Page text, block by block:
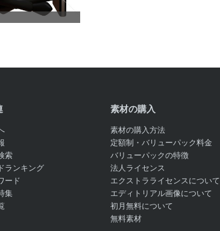
索
ランキング
ード
集
素材の購入
素材の購入方法
定額制・バリューパック料金
バリューパックの特徴
法人ライセンス
エクストラライセンスについて
エディトリアル画像について
初月無料について
無料素材